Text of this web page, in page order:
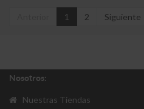
1 2 Siguiente
Nosotros:
Nuestras Tiendas